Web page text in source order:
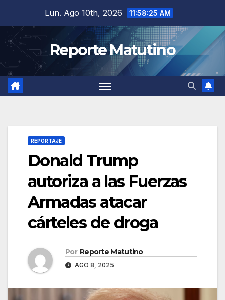
contenido
Lun. Ago 10th, 2026 11:58:26 AM
Reporte Matutino
REPORTAJE
Donald Trump
autoriza a las Fuerzas
Armadas atacar
cárteles de droga
Por Reporte Matutino
AGO 8, 2025